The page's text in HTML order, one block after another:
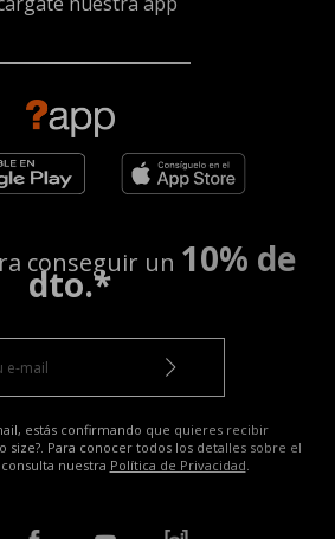
conseguir un 10% de
dto.*
estás confirmando que quieres recibir
size?. Para conocer todos los detalles sobre el
nuestra Política de Privacidad.